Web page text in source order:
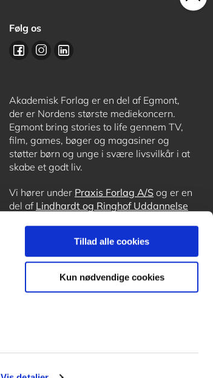
Tillad alle cookies
Kun nødvendige cookies
Følg os
Akademisk Forlag er en del af Egmont,
der er Nordens største mediekoncern.
Egmont bring stories to life gennem TV,
film, games, bøger og magasiner og
støtter børn og unge i svære livsvilkår i at
skabe et godt liv.
Vi hører under Praxis Forlag A/S og er en
del af Lindhardt og Ringhof Uddannelse
OrdblindetræningogForstå.dk.